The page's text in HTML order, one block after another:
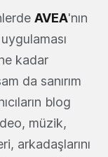
AVEA'nın
kadar
da sanırım
blog
müzik,
arkadaşlarını